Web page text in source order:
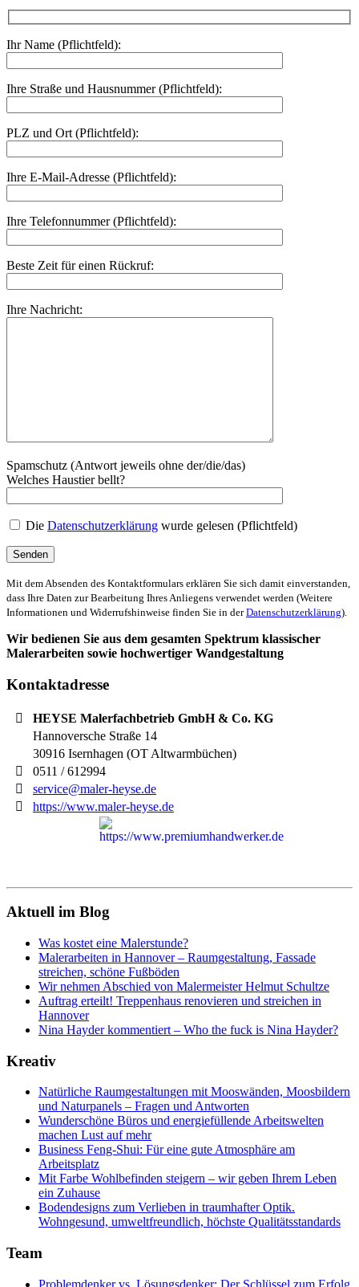
Ihr Name (Pflichtfeld):
Ihre Straße und Hausnummer (Pflichtfeld):
PLZ und Ort (Pflichtfeld):
Ihre E-Mail-Adresse (Pflichtfeld):
Ihre Telefonnummer (Pflichtfeld):
Beste Zeit für einen Rückruf:
Ihre Nachricht:
Spamschutz (Antwort jeweils ohne der/die/das)
Welches Haustier bellt?
Die Datenschutzerklärung wurde gelesen (Pflichtfeld)
Mit dem Absenden des Kontaktformulars erklären Sie sich damit einverstanden,
dass Ihre Daten zur Bearbeitung Ihres Anliegens verwendet werden (Weitere
Informationen und Widerrufshinweise finden Sie in derDatenschutzerklärung).
Wir bedienen Sie aus dem gesamten Spektrum klassischer
Malerarbeiten sowie hochwertiger Wandgestaltung
Kontaktadresse
HEYSE Malerfachbetrieb GmbH & Co. KG
Hannoversche Straße 14
30916 Isernhagen (OT Altwarmbüchen)
0511 / 612994
service@maler-heyse.de
https://www.maler-heyse.de
Aktuell im Blog
Was kostet eine Malerstunde?
Malerarbeiten in Hannover – Raumgestaltung, Fassade
streichen, schöne Fußböden
Wir nehmen Abschied von Malermeister Helmut Schultze
Auftrag erteilt! Treppenhaus renovieren und streichen in
Hannover
Nina Hayder kommentiert – Who the fuck is Nina Hayder?
Kreativ
Natürliche Raumgestaltungen mit Mooswänden, Moosbildern
und Naturpanels – Fragen und Antworten
Wunderschöne Büros und energiefüllende Arbeitswelten
machen Lust auf mehr
Business Feng-Shui: Für eine gute Atmosphäre am
Arbeitsplatz
Mit Farbe Wohlbefinden steigern – wir geben Ihrem Leben
ein Zuhause
Bodendesigns zum Verlieben in traumhafter Optik.
Wohngesund, umweltfreundlich, höchste Qualitätsstandards
Team
Problemdenker vs. Lösungsdenker: Der Schlüssel zum Erfolg